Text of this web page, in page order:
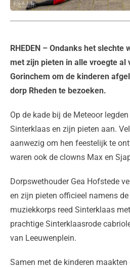
RHEDEN – Ondanks het slechte
met zijn pieten in alle vroegte al
Gorinchem om de kinderen
dorp Rheden te bezoeken.
Op de kade bij de Meteoor
Sinterklaas en zijn pieten aan.
aanwezig om hen feestelijk te
waren ook de clowns Max en
Dorpswethouder Gea Hofstede
en zijn pieten officieel namens
muziekkorps reed Sinterklaas
prachtige Sinterklaasrode
van Leeuwenplein.
Samen met de kinderen